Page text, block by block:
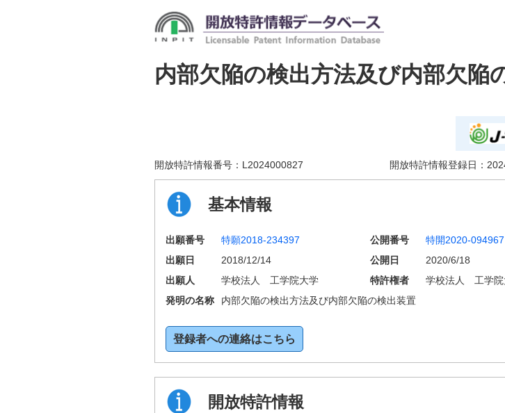
内部欠陥の検出方法及び内部欠陥
開放特許情報番号： L2024000827 開放特許情報登録日：
基本情報
出願番号 特願2018-234397 公開番号 特開2020-094967
出願日
2018/12/14 公開日
2020/6/18
出願人
学校法人 工学院大学 特許権者 学校法人 工学院
発明の名称
内部欠陥の検出方法及び内部欠陥の検出装置
登録者への連絡はこちら
開放特許情報